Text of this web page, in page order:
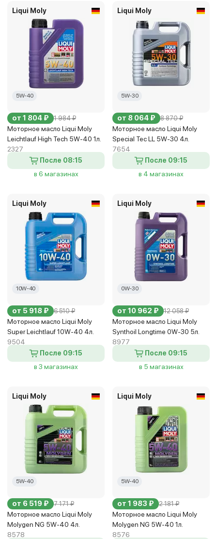
Liqui Moly
5W-40
от 1 804 ₽ 1 984 ₽
Моторное масло Liqui Moly
Leichtlauf High Tech 5W-40 1л.
2327
После 08:15
в 6 магазинах
Liqui Moly
5W-30
от 8 064 ₽ 8 870 ₽
Моторное масло Liqui Moly
Special Tec LL 5W-30 4л.
7654
После 09:15
в 4 магазинах
Liqui Moly
10W-40
от 5 918 ₽ 6 510 ₽
Моторное масло Liqui Moly
Super Leichtlauf 10W-40 4л.
9504
После 09:15
в 3 магазинах
Liqui Moly
0W-30
от 10 962 ₽ 12 058 ₽
Моторное масло Liqui Moly
Synthoil Longtime 0W-30 5л.
8977
После 09:15
в 5 магазинах
Liqui Moly
5W-40
от 6 519 ₽ 7 171 ₽
Моторное масло Liqui Moly
Molygen NG 5W-40 4л.
8578
Liqui Moly
5W-40
от 1 983 ₽ 2 181 ₽
Моторное масло Liqui Moly
Molygen NG 5W-40 1л.
8576